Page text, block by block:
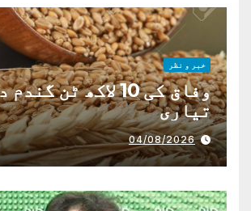
خبر و نظر
وفاق کی 10 لاکھ ٹن
تیاری
04/08/2026